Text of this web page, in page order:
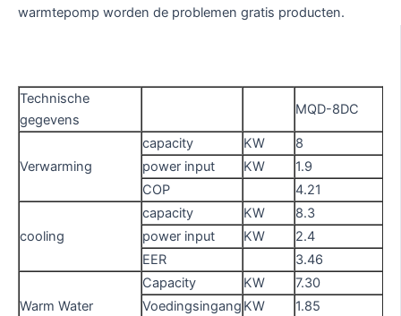
warmtepomp worden de problemen gratis producten.
Technische
gegevens
MQD-8DC
Verwarming
capacity KW 8
power input
KW 1.9
COP
4.21
cooling
capacity KW 8.3
power input
KW 2.4
EER
3.46
Warm Water
Capacity KW 7.30
Voedingsingang KW 1.85